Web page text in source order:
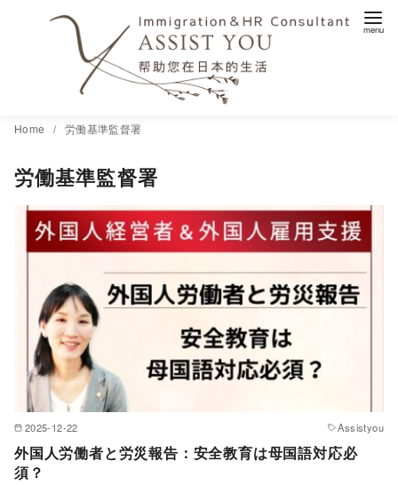
Home 労働基準監督署
労働基準監督署
2025-12-22 Assistyou
外国人労働者と労災報告：安全教育は母国語対応必
須？